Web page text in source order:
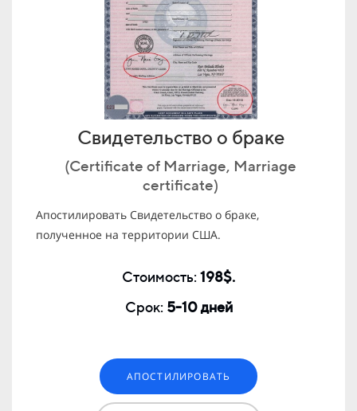
Свидетельство о браке
(Certificate of Marriage, Marriage
certificate)
Апостилировать Свидетельство о браке,
полученное на территории США.
Стоимость: 198$.
Срок: 5-10 дней
АПОСТИЛИРОВАТЬ